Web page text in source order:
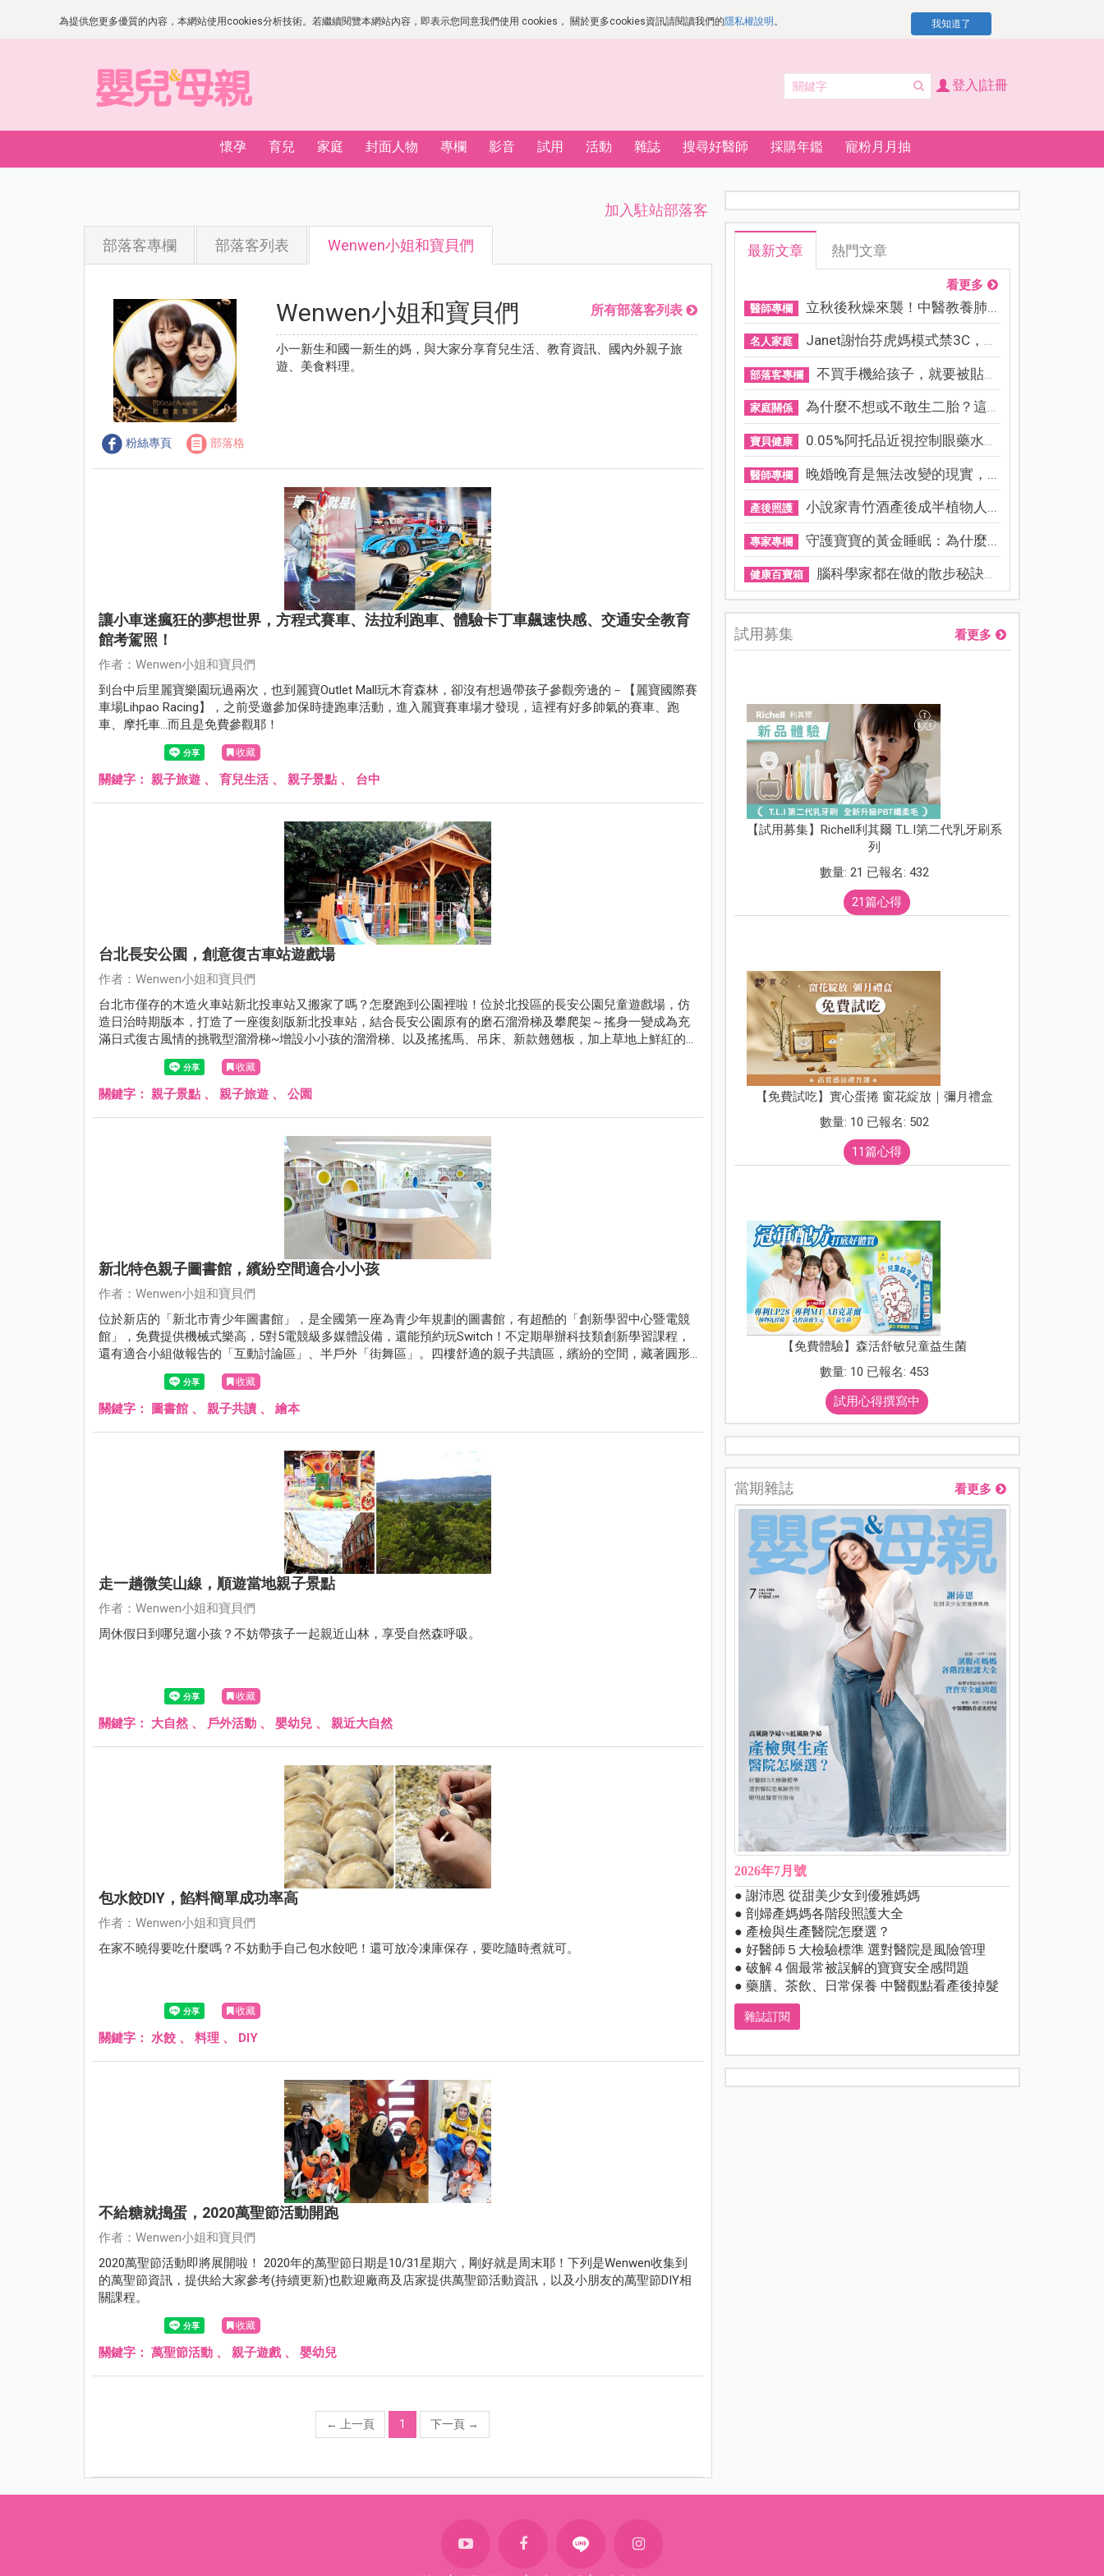
為提供您更多優質的內容，本網站使用cookies分析技術。若繼續閱覽本網站內容，即表示您同意我們使用 cookies， 關於更多cookies資訊請閱讀我們的隱私權說明 。 我知道了
登入|註冊
懷孕 育兒 家庭 封面人物 專欄 影音 試用 活動 雜誌 搜尋好醫師 採購年鑑 寵粉月月抽
加入駐站部落客
部落客專欄 部落客列表 Wenwen小姐和寶貝們
粉絲專頁 部落格
Wenwen小姐和寶貝們 所有部落客列表
小一新生和國一新生的媽，與大家分享育兒生活、教育資訊、國內外親子旅
遊、美食料理。
讓小車迷瘋狂的夢想世界，方程式賽車、法拉利跑車、體驗卡丁車飆速快感、交通安全教育
館考駕照！
作者：Wenwen小姐和寶貝們
到台中后里麗寶樂園玩過兩次，也到麗寶Outlet Mall玩木育森林，卻沒有想過帶孩子參觀旁邊的－【麗寶國際賽
車場Lihpao Racing】，之前受邀參加保時捷跑車活動，進入麗寶賽車場才發現，這裡有好多帥氣的賽車、跑
車、摩托車...而且是免費參觀耶！
收藏
關鍵字： 親子旅遊 、 育兒生活、 親子景點 、 台中
台北長安公園，創意復古車站遊戲場
作者：Wenwen小姐和寶貝們
台北市僅存的木造火車站新北投車站又搬家了嗎？怎麼跑到公園裡啦！位於北投區的長安公園兒童遊戲場，仿
造日治時期版本，打造了一座復刻版新北投車站，結合長安公園原有的磨石溜滑梯及攀爬架～搖身一變成為充
滿日式復古風情的挑戰型溜滑梯~增設小小孩的溜滑梯、以及搖搖馬、吊床、新款翹翹板，加上草地上鮮紅的
小火車頭和車廂， 真的是好吸睛的兒童遊戲場，一開放就吸引好多小朋友來遊玩！
收藏
關鍵字： 親子景點 、 親子旅遊 、 公園
新北特色親子圖書館，繽紛空間適合小小孩
作者：Wenwen小姐和寶貝們
位於新店的「新北市青少年圖書館」，是全國第一座為青少年規劃的圖書館，有超酷的「創新學習中心暨電競
館」，免費提供機械式樂高，5對5電競級多媒體設備，還能預約玩Switch！不定期舉辦科技類創新學習課程，
還有適合小組做報告的「互動討論區」、半戶外「街舞區」。四樓舒適的親子共讀區，繽紛的空間，藏著圓形
的秘密基地，也是適合兒童的新店親子好去處唷！這個下午就在新北市青少年圖書館，先看書再運動，傍晚到
碧潭散步吃美食，真的是悠閒的周末行程。
收藏
關鍵字： 圖書館 、 親子共讀 、 繪本
走一趟微笑山線，順遊當地親子景點
作者：Wenwen小姐和寶貝們
周休假日到哪兒遛小孩？不妨帶孩子一起親近山林，享受自然森呼吸。
收藏
關鍵字： 大自然 、 戶外活動 、 嬰幼兒 、 親近大自然
包水餃DIY，餡料簡單成功率高
作者：Wenwen小姐和寶貝們
在家不曉得要吃什麼嗎？不妨動手自己包水餃吧！還可放冷凍庫保存，要吃隨時煮就可。
收藏
關鍵字： 水餃 、 料理 、 DIY
不給糖就搗蛋，2020萬聖節活動開跑
作者：Wenwen小姐和寶貝們
2020萬聖節活動即將展開啦！ 2020年的萬聖節日期是10/31星期六，剛好就是周末耶！下列是Wenwen收集到
的萬聖節資訊，提供給大家參考(持續更新)也歡迎廠商及店家提供萬聖節活動資訊，以及小朋友的萬聖節DIY相
關課程。
收藏
關鍵字： 萬聖節活動 、 親子遊戲、 嬰幼兒
← 上一頁 1 下一頁 →
最新文章 熱門文章
看更多
醫師專欄 立秋後秋燥來襲！中醫教養肺...
名人家庭 Janet謝怡芬虎媽模式禁3C，看...
部落客專欄 不買手機給孩子，就要被貼「...
家庭關係 為什麼不想或不敢生二胎？這8...
寶貝健康 0.05%阿托品近視控制眼藥水納...
醫師專欄 晚婚晚育是無法改變的現實，...
產後照護 小說家青竹酒產後成半植物人...
專家專欄 守護寶寶的黃金睡眠：為什麼...
健康百寶箱 腦科學家都在做的散步秘訣！...
試用募集 看更多
【試用募集】Richell利其爾 T.L.I第二代乳牙刷系
列
數量: 21 已報名: 432
21篇心得
【免費試吃】實心蛋捲 窗花綻放｜彌月禮盒
數量: 10 已報名: 502
11篇心得
【免費體驗】森活舒敏兒童益生菌
數量: 10 已報名: 453
試用心得撰寫中
當期雜誌 看更多
2026年7月號
● 謝沛恩 從甜美少女到優雅媽媽
● 剖婦產媽媽各階段照護大全
● 產檢與生產醫院怎麼選？
● 好醫師５大檢驗標準 選對醫院是風險管理
● 破解４個最常被誤解的寶寶安全感問題
● 藥膳、茶飲、日常保養 中醫觀點看產後掉髮
雜誌訂閱